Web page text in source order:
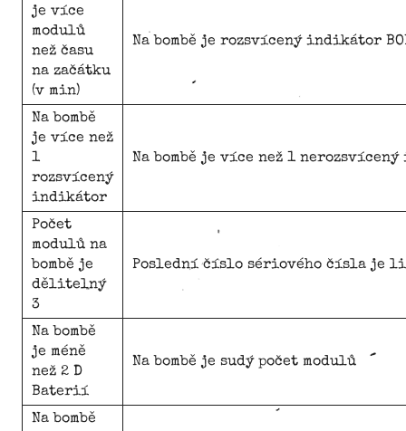
je více
modulů
než času
na začátku
(v min)
Na bombě je rozsvícený indikátor
Na bombě
je více než
1
rozsvícený
indikátor
Na bombě je více než 1
Počet
modulů na
bombě je
dělitelný
3
Poslední číslo sériového čísla je
Na bombě
je méně
než 2 D
Baterií
Na bombě je sudý počet modulů
Na bombě